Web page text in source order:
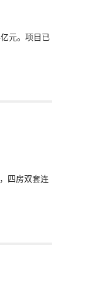
元。项目已
四房双套连